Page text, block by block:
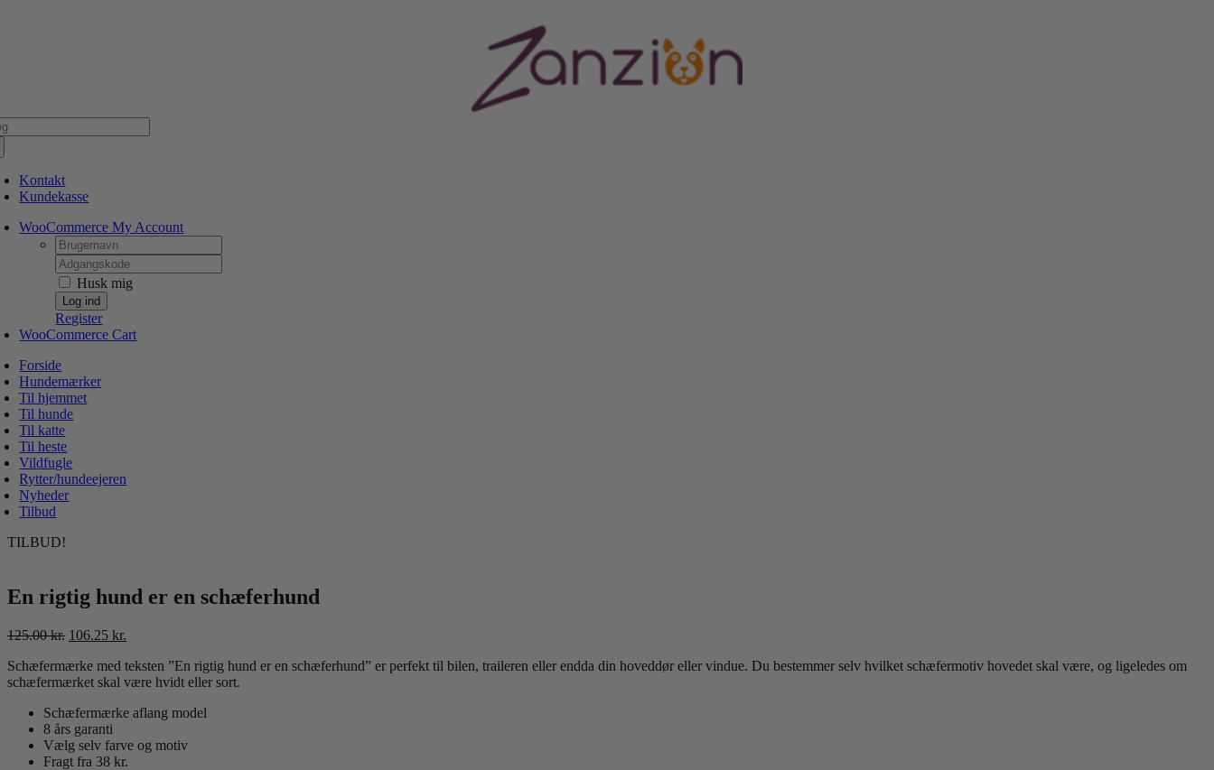
Kontakt
Kundekasse
WooCommerce My Account
Username:
Password:
Husk mig
Register
WooCommerce Cart
Forside
Hundemærker
Til hjemmet
Til hunde
Til katte
Til heste
Vildfugle
Rytter/hundeejeren
Nyheder
Tilbud
TILBUD!
En rigtig hund er en schæferhund
125.00kr. Den
pris
var:
106.25 kr.
pris
er:
Schæfermærke med teksten ”En rigtig hund er en schæferhund” er perfekt til bilen, traileren eller endda din hoveddør eller vindue. Du bestemmer selv hvilket schæfermotiv hovedet skal være, og ligeledes om
schæfermærket skal være hvidt eller sort.
Schæfermærke aflang model
8 års garanti
Vælg selv farve og motiv
Fragt fra 38 kr.